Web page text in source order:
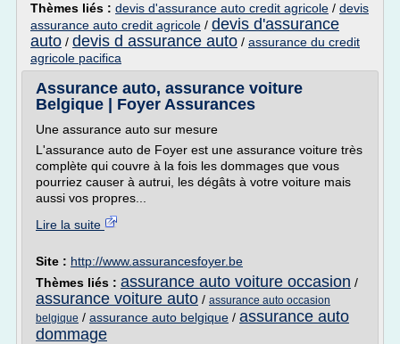
Thèmes liés : devis d'assurance auto credit agricole / devis
assurance auto credit agricole / devis d'assurance
auto / devis d assurance auto / assurance du credit
agricole pacifica
Assurance auto, assurance voiture
Belgique | Foyer Assurances
Une assurance auto sur mesure
L'assurance auto de Foyer est une assurance voiture très
complète qui couvre à la fois les dommages que vous
pourriez causer à autrui, les dégâts à votre voiture mais
aussi vos propres...
Lire la suite
Site : http://www.assurancesfoyer.be
Thèmes liés : assurance auto voiture occasion /
assurance voiture auto / assurance auto occasion
belgique / assurance auto belgique / assurance auto
dommage